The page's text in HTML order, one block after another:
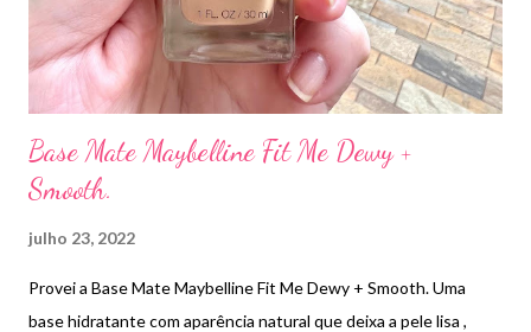
Base Mate Maybelline Fit Me Dewy +
Smooth.
julho 23, 2022
Provei a Base Mate Maybelline Fit Me Dewy + Smooth. Uma
base hidratante com aparência natural que deixa a pele lisa ,